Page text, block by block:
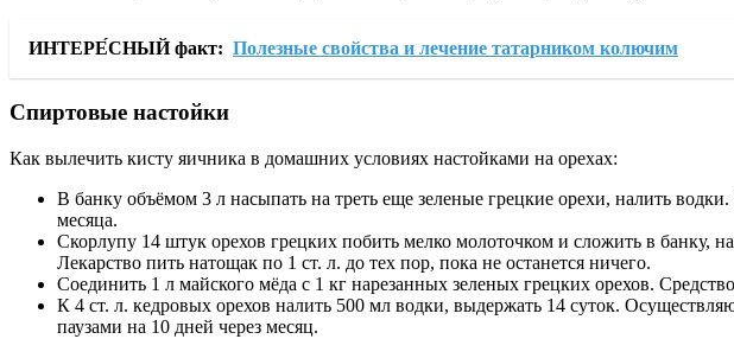
ИНТЕРЕ́СНЫЙ факт: Полезные свойства и лечение татарником колючим
Спиртовые настойки
Как вылечить кисту яичника в домашних условиях настойками на орехах:
В банку объёмом 3 л насыпать на треть еще зеленые грецкие орехи, налить
месяца.
Скорлупу 14 штук орехов грецких побить мелко молоточком и сложить в банку,
Лекарство пить натощак по 1 ст. л. до тех пор, пока не останется ничего.
Соединить 1 л майского мёда с 1 кг нарезанных зеленых грецких орехов.
К 4 ст. л. кедровых орехов налить 500 мл водки, выдержать 14 суток.
паузами на 10 дней через месяц.